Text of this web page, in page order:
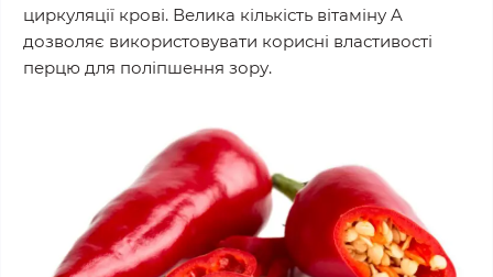
циркуляції крові. Велика кількість вітаміну A
дозволяє використовувати корисні властивості
перцю для поліпшення зору.